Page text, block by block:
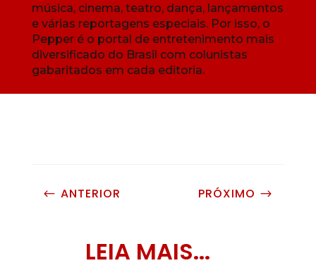
música, cinema, teatro, dança, lançamentos
e várias reportagens especiais. Por isso, o
Pepper é o portal de entretenimento mais
diversificado do Brasil com colunistas
gabaritados em cada editoria.
# ANTERIOR PRÓXIMO $
LEIA MAIS...